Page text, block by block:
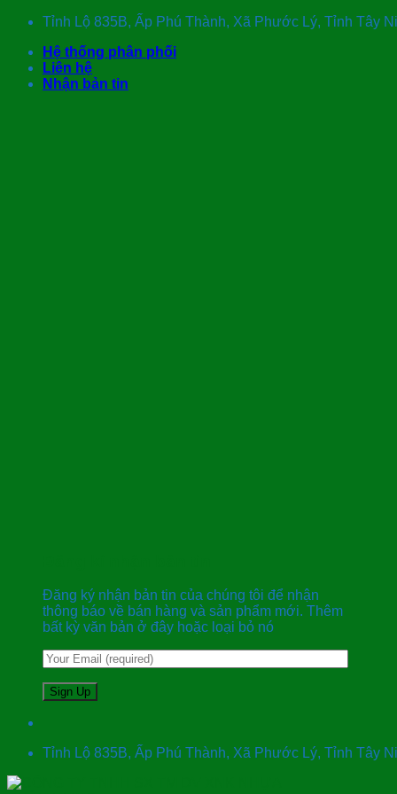
Skip
content
Tỉnh Lộ 835B, Ấp Phú Thành, Xã Phước Lý, Tỉnh Tây
Hệ thống phân phối
Liên hệ
Nhận bản tin
Đăng ký nhận bản tin của chúng tôi để nhận
thông báo về bán hàng và sản phẩm mới. Thêm
bất kỳ văn bản ở đây hoặc loại bỏ nó
Tỉnh Lộ 835B, Ấp Phú Thành, Xã Phước Lý, Tỉnh Tây